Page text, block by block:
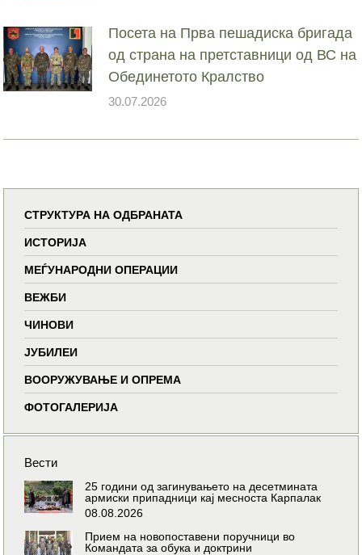
Посета на Прва пешадиска бригада
од страна на претставници од ВС на
Обединетото Кралство
30.07.2026
СТРУКТУРА НА ОДБРАНАТА
ИСТОРИЈА
МЕЃУНАРОДНИ ОПЕРАЦИИ
ВЕЖБИ
ЧИНОВИ
ЈУБИЛЕИ
ВООРУЖУВАЊЕ И ОПРЕМА
ФОТОГАЛЕРИЈА
Вести
25 години од загинувањето на десетмината
армиски припадници кај месноста Карпалак
08.08.2026
Прием на новопоставени поручници во
Командата за обука и доктрини